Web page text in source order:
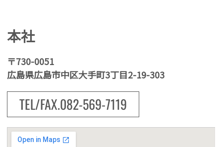
本社
〒730-0051
広島県広島市中区大手町3丁目2-19-303
TEL/FAX.082-569-7119